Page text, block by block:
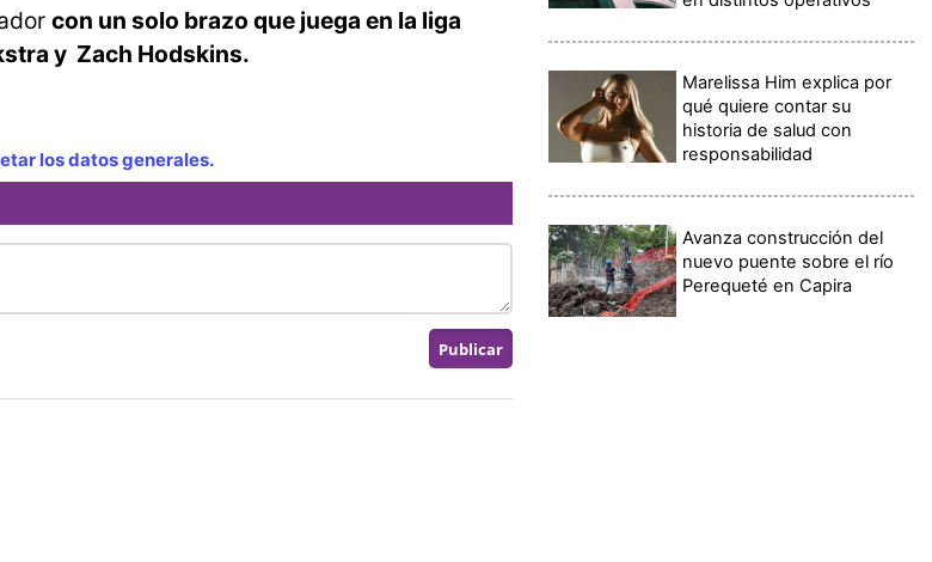
con un solo brazo que juega en la liga
y Zach Hodskins.
los datos generales.
Marelissa Him explica por
qué quiere contar su
historia de salud con
responsabilidad
Avanza construcción del
nuevo puente sobre el río
Perequeté en Capira